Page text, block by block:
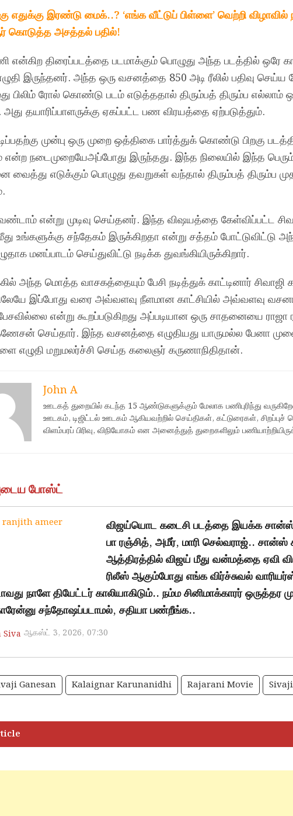
எதுக்கு இரண்டு மைக்..? ‘எங்க வீட்டுப் பிள்ளை’ வெற்றி விழாவில்
கொடுத்த அசத்தல் பதில்!
என்கிற திரைப்படத்தை படமாக்கும் பொழுது அந்த படத்தில் ஒரே
இருந்தனர். அந்த ஒரு வசனத்தை 850 அடி ரீலில் பதிவு
பிலிம் ரோல் கொண்டு படம் எடுத்ததால் திரும்பத் திரும்ப எல்லாம்
அது தயாரிப்பாளருக்கு ஏகப்பட்ட பண விரயத்தை ஏற்படுத்தும்.
முன்பு ஒரு முறை ஒத்திகை பார்த்துக் கொண்டு பிறகு
நடைமுறையேஅப்போது இருந்தது. இந்த நிலையில் இந்த
எடுக்கும் பொழுது தவறுகள் வந்தால் திரும்பத் திரும்ப
என்று முடிவு செய்தனர். இந்த விஷயத்தை கேள்விப்பட்ட
மீது உங்களுக்கு சந்தேகம் இருக்கிறதா என்று சத்தம்
மனப்பாடம் செய்துவிட்டு நடிக்க துவங்கியிருக்கிறார்.
அந்த மொத்த வாசகத்தையும் பேசி நடித்துக் காட்டினார்
இப்போது வரை அவ்வளவு நீளமான காட்சியில் அவ்வளவு
பேசவில்லை என்று கூறப்படுகிறது அப்படியான ஒரு சாதனையை
செய்தார். இந்த வசனத்தை எழுதியது யாருமல்ல பேனா
எழுதி மறுமலர்ச்சி செய்த கலைஞர் கருணாநிதிதான்.
John A
ஊடகத் துறையில் கடந்த 15 ஆண்டுகளுக்கும் மேலாக பணிபுரிந்து
ஊடகம், டிஜிட்டல் ஊடகம் ஆகியவற்றில் செய்திகள், கட்டுரைகள், சிறப்புச்
விளம்பரப் பிரிவு, விநியோகம் என அனைத்துத் துறைகளிலும்
போஸ்ட்
விஜய்யொட கடைசி படத்தை இயக்க சான்ஸ்
பா ரஞ்சித், அமீர், மாரி செல்வராஜ்.. சான்ஸ்
ஆத்திரத்தில் விஜய் மீது வன்மத்தை ஏவி
ரிலீஸ் ஆகும்போது எங்க விர்ச்சுவல்
நாளே தியேட்டர் காலியாகிடும்.. நம்ம சினிமாக்காரர் ஒருத்தர
சந்தோஷப்படாமல், சதியா பண்றீங்க..
Siva ஆகஸ்ட் 3, 2026, 07:30
Ganesan Kalaignar Karunanidhi Rajarani Movie